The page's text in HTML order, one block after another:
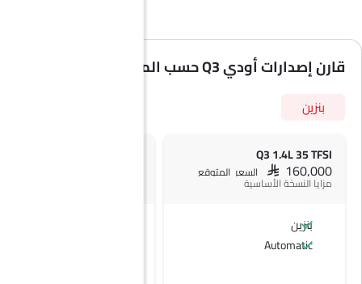
قارن إصدارات أودي Q3 حسب المواصفات
بنزين
Q3 1.4L 35 TFSI
SAR 160,000 السعر المتوقع
مزايا النسخة الأساسية
بنزين
Automatic